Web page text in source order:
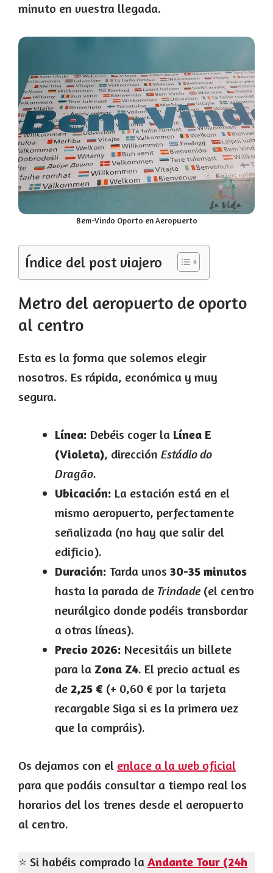
minuto en vuestra llegada.
Bem-Vindo Oporto en Aeropuerto
Índice del post viajero
Metro del aeropuerto de oporto
al centro
Esta es la forma que solemos elegir
nosotros. Es rápida, económica y muy
segura.
Línea: Debéis coger la Línea E
(Violeta), dirección Estádio do
Dragão.
Ubicación: La estación está en el
mismo aeropuerto, perfectamente
señalizada (no hay que salir del
edificio).
Duración: Tarda unos 30-35 minutos
hasta la parada de Trindade (el centro
neurálgico donde podéis transbordar
a otras líneas).
Precio 2026: Necesitáis un billete
para la Zona Z4. El precio actual es
de 2,25 € (+ 0,60 € por la tarjeta
recargable Siga si es la primera vez
que la compráis).
Os dejamos con el enlace a la web oficial
para que podáis consultar a tiempo real los
horarios del los trenes desde el aeropuerto
al centro.
⭐ Si habéis comprado la Andante Tour (24h